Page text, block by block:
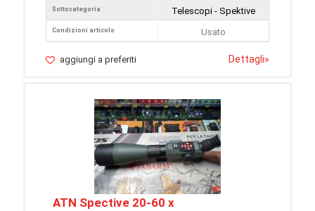
Sottocategoria
Condizioni articolo
Telescopi - Spektive
Usato
aggiungi a preferiti Dettagli»
ATN Spective 20-60 x